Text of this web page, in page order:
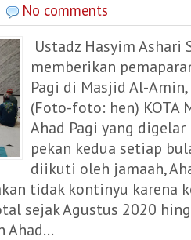
No comments
Ustadz Hasyim Ashari
memberikan
Pagi di Masjid Al-
(Foto-foto: hen) KOTA
Ahad Pagi yang
pekan kedua setiap
diikuti oleh jamaah,
tidak kontinyu karena
sejak Agustus 2020
Ahad...